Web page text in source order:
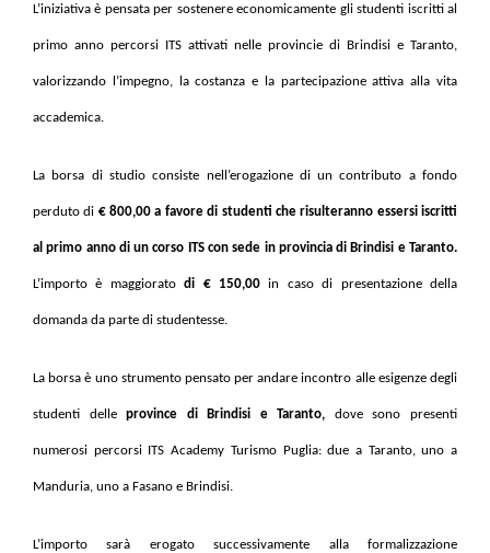
L’iniziativa è pensata per sostenere economicamente gli studenti iscritti al
primo anno percorsi ITS attivati nelle provincie di Brindisi e Taranto,
valorizzando l’impegno, la costanza e la partecipazione attiva alla vita
accademica.
La borsa di studio consiste nell’erogazione di un contributo a fondo
perduto di € 800,00 a favore di studenti che risulteranno essersi iscritti
al primo anno di un corso ITS con sede in provincia di Brindisi e Taranto.
L’importo è maggioratodi € 150,00in caso di presentazione della
domanda da parte di studentesse.
La borsa è uno strumento pensato per andare incontro alle esigenze degli
studenti delleprovince di Brindisi e Taranto, dove sono presenti
numerosi percorsi ITS Academy Turismo Puglia: due a Taranto, uno a
Manduria, uno a Fasano e Brindisi.
L’importo sarà erogato successivamente alla formalizzazione